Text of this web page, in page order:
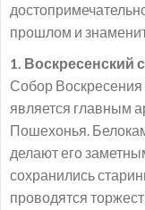
прошлом и
1. Воскресенский
Собор
является главным
Пошехонья.
делают его
сохранились
проводятся